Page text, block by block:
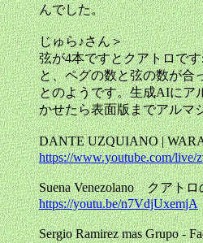
んでした。
じゅら♪さん＞
弦が4本ですとクアトロで
と、ペグの数と弦の数が合
とのようです。生成AIにア
かせたら表面版までアルマ
DANTE UZQUIANO |
https://www.youtube.com/live/
Suena Venezolano クアト
https://youtu.be/n7VdjUxemjA
Sergio Ramirez mas Grupo -